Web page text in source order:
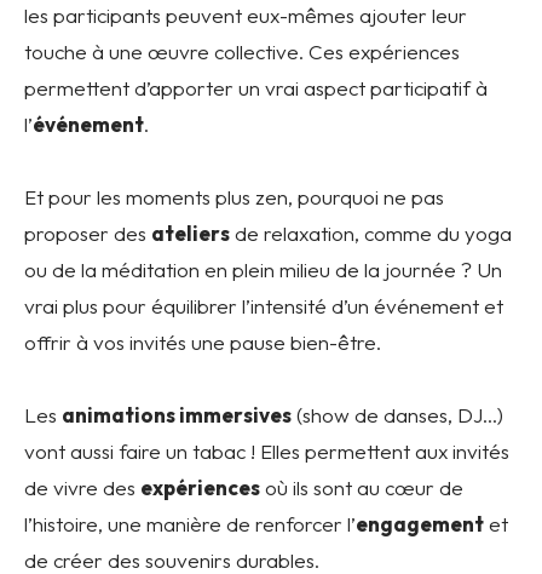
les participants peuvent eux-mêmes ajouter leur
touche à une œuvre collective. Ces expériences
permettent d’apporter un vrai aspect participatif à
l’événement.
Et pour les moments plus zen, pourquoi ne pas
proposer des ateliersde relaxation, comme du yoga
ou de la méditation en plein milieu de la journée ? Un
vrai plus pour équilibrer l’intensité d’un événement et
offrir à vos invités une pause bien-être.
Les animations immersives(show de danses, DJ…)
vont aussi faire un tabac ! Elles permettent aux invités
de vivre des expériencesoù ils sont au cœur de
l’histoire, une manière de renforcer l’engagementet
de créer des souvenirs durables.